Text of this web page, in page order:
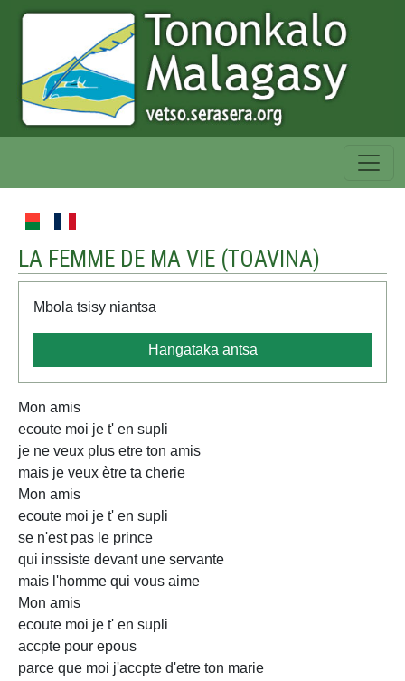
LA FEMME DE MA VIE (TOAVINA)
Mbola tsisy niantsa
Hangataka antsa
Mon amis
ecoute moi je t' en supli
je ne veux plus etre ton amis
mais je veux ètre ta cherie
Mon amis
ecoute moi je t' en supli
se n'est pas le prince
qui inssiste devant une servante
mais l'homme qui vous aime
Mon amis
ecoute moi je t' en supli
accpte pour epous
parce que moi j'accpte d'etre ton marie